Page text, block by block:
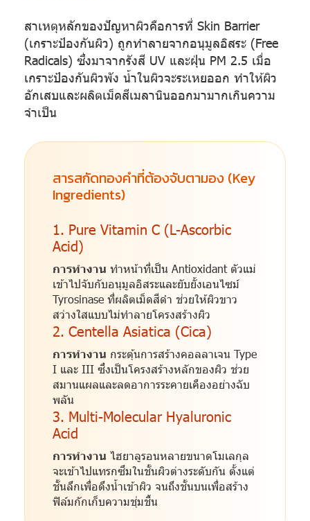
สาเหตุหลักของปัญหาผิวคือการที่ Skin Barrier
(เกราะป้องกันผิว) ถูกทำลายจากอนุมูลอิสระ (Free
Radicals) ซึ่งมาจากรังสี UV และฝุ่น PM 2.5 เมื่อ
เกราะป้องกันผิวพัง น้ำในผิวจะระเหยออก ทำให้ผิว
อักเสบและผลิตเม็ดสีเมลานินออกมามากเกินความ
จำเป็น
สารสกัดทองคำที่ต้องจับตามอง (Key
Ingredients)
1. Pure Vitamin C (L-Ascorbic
Acid)
การทำงาน ทำหน้าที่เป็น Antioxidant ตัวแม่
เข้าไปจับกับอนุมูลอิสระและยับยั้งเอนไซม์
Tyrosinase ที่ผลิตเม็ดสีดำ ช่วยให้ผิวขาว
สว่างใสแบบไม่ทำลายโครงสร้างผิว
2. Centella Asiatica (Cica)
การทำงาน กระตุ้นการสร้างคอลลาเจน Type
I และ III ซึ่งเป็นโครงสร้างหลักของผิว ช่วย
สมานแผลและลดอาการระคายเคืองอย่างฉับ
พลัน
3. Multi-Molecular Hyaluronic
Acid
การทำงาน ไฮยาลูรอนหลายขนาดโมเลกุล
จะเข้าไปแทรกซึมในชั้นผิวต่างระดับกัน ตั้งแต่
ชั้นลึกเพื่อดึงน้ำเข้าผิว จนถึงชั้นบนเพื่อสร้าง
ฟิล์มกักเก็บความชุ่มชื้น